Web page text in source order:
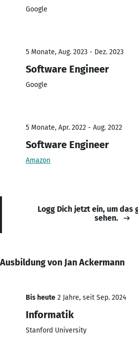
Google
5 Monate, Aug. 2023 - Dez. 2023
Software Engineer
Google
5 Monate, Apr. 2022 - Aug. 2022
Software Engineer
Amazon
Logg Dich jetzt ein, um das
sehen.
Ausbildung von Jan Ackermann
Bis heute 2 Jahre, seit Sep. 2024
Informatik
Stanford University